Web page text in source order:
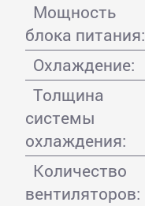
Мощность
блока питания:
Охлаждение:
Толщина
системы
охлаждения:
Количество
вентиляторов: